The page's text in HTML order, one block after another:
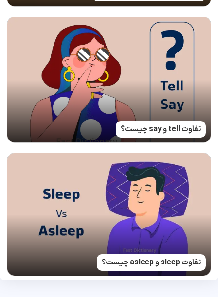
تفاوت tell و say چیست؟
تفاوت sleep و asleep چیست؟